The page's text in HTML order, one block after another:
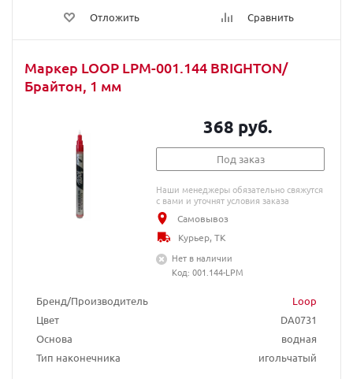
Отложить Сравнить
Маркер LOOP LPM-001.144 BRIGHTON/
Брайтон, 1 мм
Бренд/Производитель
Loop
Цвет
DA0731
Основа
водная
Тип наконечника
игольчатый
368 руб.
Под заказ
Наши менеджеры обязательно свяжутся
с вами и уточнят условия заказа
Самовывоз
Курьер, ТК
Нет в наличии
Код: 001.144-LPM